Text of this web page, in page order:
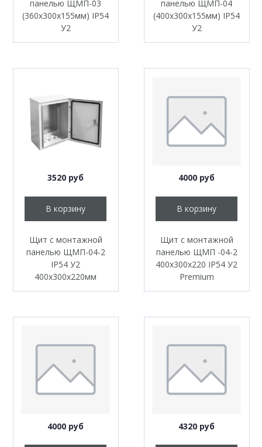
панелью ЩМП-03
(360х300х155мм) IP54
У2
панелью ЩМП-04
(400х300х155мм) IP54
У2
3520 руб
В корзину
Щит с монтажной
панелью ЩМП-04-2
IP54 У2
400х300х220мм
4000 руб
В корзину
Щит с монтажной
панелью ЩМП -04-2
400х300х220 IP54 У2
Premium
4000 руб 4320 руб